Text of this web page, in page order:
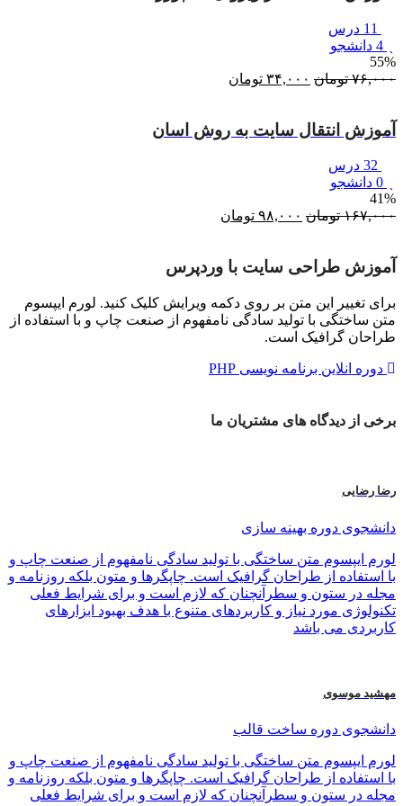
55%
۷۶,۰۰۰ تومان قیمت
بود.
۳۴,۰۰۰ تومان
آموزش انتقال سایت به روش اسان
41%
۱۶۷,۰۰۰ تومان قیمت
بود.
۹۸,۰۰۰ تومان
آموزش طراحی سایت با وردپرس
برای تغییر این متن بر روی دکمه ویرایش کلیک کنید. لورم ایپسوم
متن ساختگی با تولید سادگی نامفهوم از صنعت چاپ و با استفاده از
طراحان گرافیک است.
دوره انلاین برنامه نویسی PHP
برخی از دیدگاه های مشتریان ما
رضا رضایی
دانشجوی دوره بهینه سازی
لورم ایپسوم متن ساختگی با تولید سادگی نامفهوم از صنعت چاپ و
با استفاده از طراحان گرافیک است. چاپگرها و متون بلکه روزنامه و
مجله در ستون و سطرآنچنان که لازم است و برای شرایط فعلی
تکنولوژی مورد نیاز و کاربردهای متنوع با هدف بهبود ابزارهای
کاربردی می باشد
مهشید موسوی
دانشجوی دوره ساخت قالب
لورم ایپسوم متن ساختگی با تولید سادگی نامفهوم از صنعت چاپ و
با استفاده از طراحان گرافیک است. چاپگرها و متون بلکه روزنامه و
مجله در ستون و سطرآنچنان که لازم است و برای شرایط فعلی